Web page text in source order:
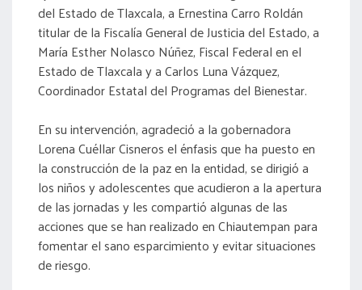
del Estado de Tlaxcala, a Ernestina Carro Roldán
titular de la Fiscalía General de Justicia del Estado, a
María Esther Nolasco Núñez, Fiscal Federal en el
Estado de Tlaxcala y a Carlos Luna Vázquez,
Coordinador Estatal del Programas del Bienestar.
En su intervención, agradeció a la gobernadora
Lorena Cuéllar Cisneros el énfasis que ha puesto en
la construcción de la paz en la entidad, se dirigió a
los niños y adolescentes que acudieron a la apertura
de las jornadas y les compartió algunas de las
acciones que se han realizado en Chiautempan para
fomentar el sano esparcimiento y evitar situaciones
de riesgo.